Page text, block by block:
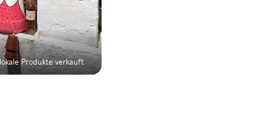
Produkte verkauft